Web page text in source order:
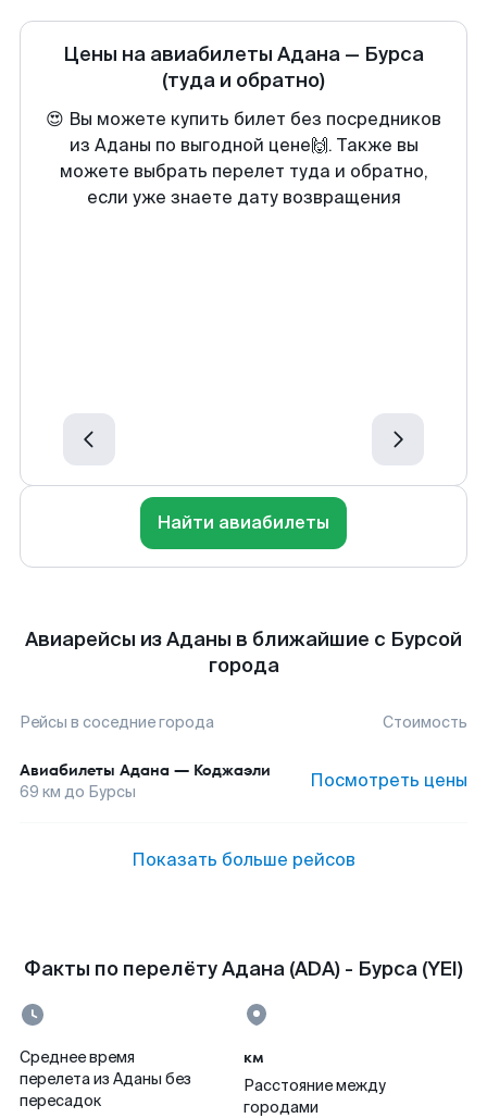
Цены на авиабилеты Адана — Бурса
(туда и обратно)
😍 Вы можете купить билет без посредников
из Аданы по выгодной цене🙌. Также вы
можете выбрать перелет туда и обратно,
если уже знаете дату возвращения
Найти авиабилеты
Авиарейсы из Аданы в ближайшие с Бурсой
города
Рейсы в соседние города Стоимость
Авиабилеты Адана — Коджаэли
69 км до Бурсы Посмотреть цены
Показать больше рейсов
Факты по перелёту Адана (ADA) - Бурса (YEI)
Среднее время
перелета из Аданы без
пересадок
км
Расстояние между
городами